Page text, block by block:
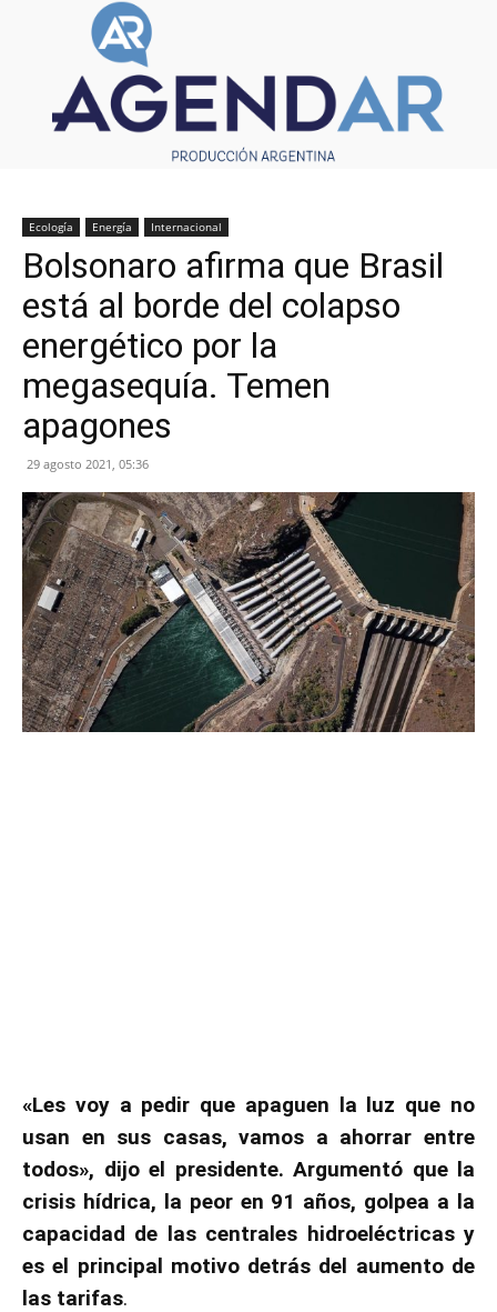
Ecología Energía Internacional
Bolsonaro afirma que Brasil
está al borde del colapso
energético por la
megasequía. Temen
apagones
29 agosto 2021, 05:36
«Les voy a pedir que apaguen la luz que no
usan en sus casas, vamos a ahorrar entre
todos», dijo el presidente. Argumentó que la
crisis hídrica, la peor en 91 años, golpea a la
capacidad de las centrales hidroeléctricas y
es el principal motivo detrás del aumento de
las tarifas.